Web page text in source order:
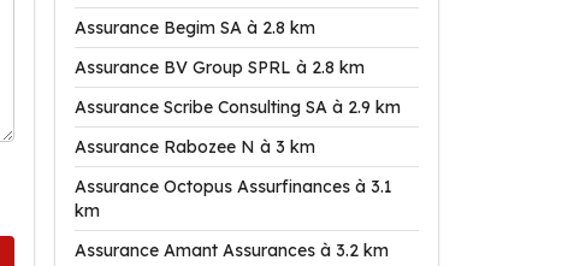
Assurance Begim SA à 2.8 km
Assurance BV Group SPRL à 2.8 km
Assurance Scribe Consulting SA à 2.9 km
Assurance Rabozee N à 3 km
Assurance Octopus Assurfinances à 3.1
km
Assurance Amant Assurances à 3.2 km